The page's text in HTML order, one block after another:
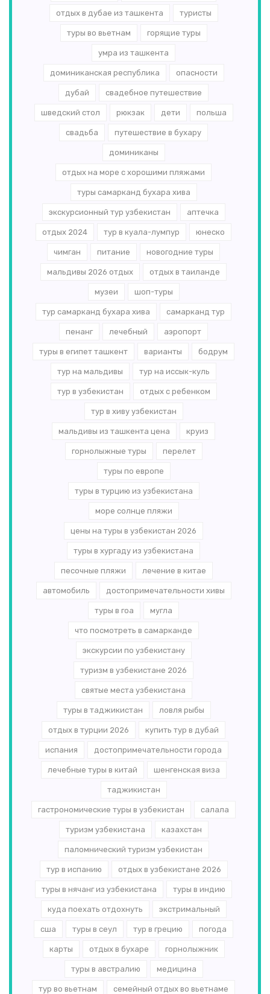
отдых в дубае из ташкента туристы
туры во вьетнам горящие туры
умра из ташкента
доминиканская республика опасности
дубай свадебное путешествие
шведский стол рюкзак дети польша
свадьба путешествие в бухару
доминиканы
отдых на море с хорошими пляжами
туры самарканд бухара хива
экскурсионный тур узбекистан аптечка
отдых 2024 тур в куала-лумпур юнеско
чимган питание новогодние туры
мальдивы 2026 отдых отдых в таиланде
музеи шоп-туры
тур самарканд бухара хива самарканд тур
пенанг лечебный аэропорт
туры в египет ташкент варианты бодрум
тур на мальдивы тур на иссык-куль
тур в узбекистан отдых с ребенком
тур в хиву узбекистан
мальдивы из ташкента цена круиз
горнолыжные туры перелет
туры по европе
туры в турцию из узбекистана
море солнце пляжи
цены на туры в узбекистан 2026
туры в хургаду из узбекистана
песочные пляжи лечение в китае
автомобиль достопримечательности хивы
туры в гоа мугла
что посмотреть в самарканде
экскурсии по узбекистану
туризм в узбекистане 2026
святые места узбекистана
туры в таджикистан ловля рыбы
отдых в турции 2026 купить тур в дубай
испания достопримечательности города
лечебные туры в китай шенгенская виза
таджикистан
гастрономические туры в узбекистан салала
туризм узбекистана казахстан
паломнический туризм узбекистан
тур в испанию отдых в узбекистане 2026
туры в нячанг из узбекистана туры в индию
куда поехать отдохнуть экстримальный
сша туры в сеул тур в грецию погода
карты отдых в бухаре горнолыжник
туры в австралию медицина
тур во вьетнам семейный отдых во вьетнаме